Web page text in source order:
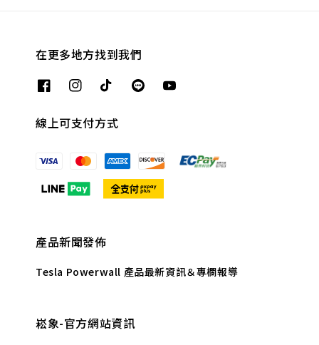
在更多地方找到我們
線上可支付方式
產品新聞發佈
Tesla Powerwall 產品最新資訊＆專欄報導
崧象-官方網站資訊